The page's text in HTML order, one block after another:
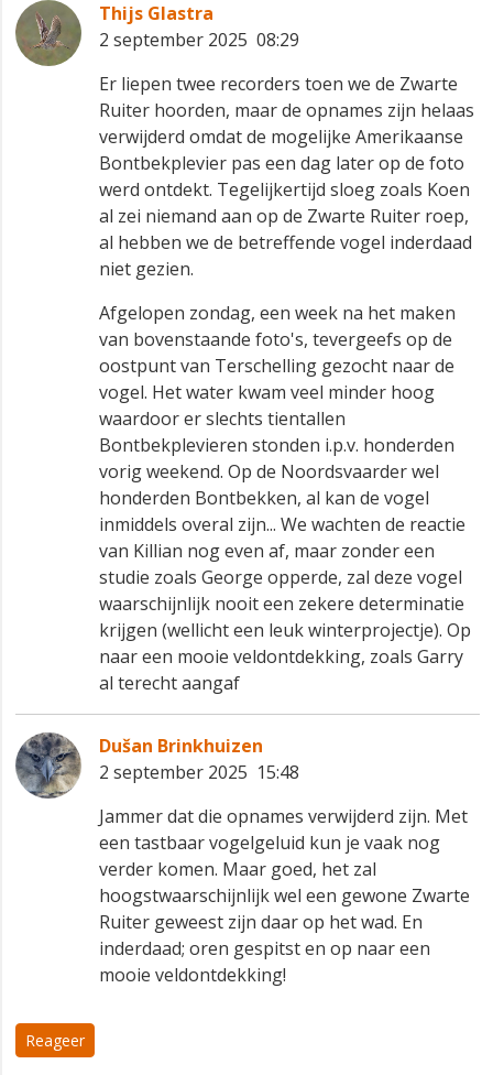
Thijs Glastra
2 september 2025 08:29
Er liepen twee recorders toen we de Zwarte
Ruiter hoorden, maar de opnames zijn helaas
verwijderd omdat de mogelijke Amerikaanse
Bontbekplevier pas een dag later op de foto
werd ontdekt. Tegelijkertijd sloeg zoals Koen
al zei niemand aan op de Zwarte Ruiter roep,
al hebben we de betreffende vogel inderdaad
niet gezien.
Afgelopen zondag, een week na het maken
van bovenstaande foto's, tevergeefs op de
oostpunt van Terschelling gezocht naar de
vogel. Het water kwam veel minder hoog
waardoor er slechts tientallen
Bontbekplevieren stonden i.p.v. honderden
vorig weekend. Op de Noordsvaarder wel
honderden Bontbekken, al kan de vogel
inmiddels overal zijn... We wachten de reactie
van Killian nog even af, maar zonder een
studie zoals George opperde, zal deze vogel
waarschijnlijk nooit een zekere determinatie
krijgen (wellicht een leuk winterprojectje). Op
naar een mooie veldontdekking, zoals Garry
al terecht aangaf 😉
Dušan Brinkhuizen
2 september 2025 15:48
Jammer dat die opnames verwijderd zijn. Met
een tastbaar vogelgeluid kun je vaak nog
verder komen. Maar goed, het zal
hoogstwaarschijnlijk wel een gewone Zwarte
Ruiter geweest zijn daar op het wad. En
inderdaad; oren gespitst en op naar een
mooie veldontdekking!
Reageer